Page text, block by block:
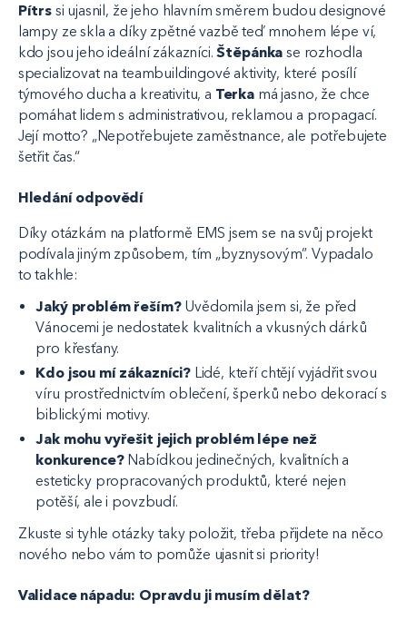
Pítrssi ujasnil, že jeho hlavním směrem budou designové
lampy ze skla a díky zpětné vazbě teď mnohem lépe ví,
kdo jsou jeho ideální zákazníci.Štěpánka se rozhodla
specializovat na teambuildingové aktivity, které posílí
týmového ducha a kreativitu, a Terka má jasno, že chce
pomáhat lidem s administrativou, reklamou a propagací.
Její motto? „Nepotřebujete zaměstnance, ale potřebujete
šetřit čas.“
Hledání odpovědí
Díky otázkám na platformě EMS jsem se na svůj projekt
podívala jiným způsobem, tím „byznysovým”. Vypadalo
to takhle:
Jaký problém řeším?Uvědomila jsem si, že před
Vánocemi je nedostatek kvalitních a vkusných dárků
pro křesťany.
Kdo jsou mí zákazníci?Lidé, kteří chtějí vyjádřit svou
víru prostřednictvím oblečení, šperků nebo dekorací s
biblickými motivy.
Jak mohu vyřešit jejich problém lépe než
konkurence?Nabídkou jedinečných, kvalitních a
esteticky propracovaných produktů, které nejen
potěší, ale i povzbudí.
Zkuste si tyhle otázky taky položit, třeba přijdete na něco
nového nebo vám to pomůže ujasnit si priority!
Validace nápadu: Opravdu ji musím dělat?